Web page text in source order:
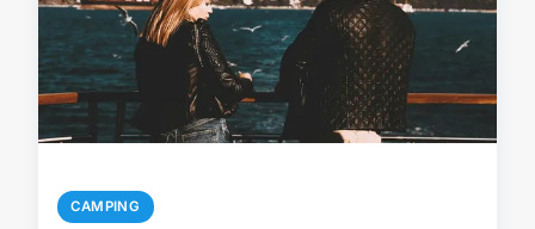
CAMPING